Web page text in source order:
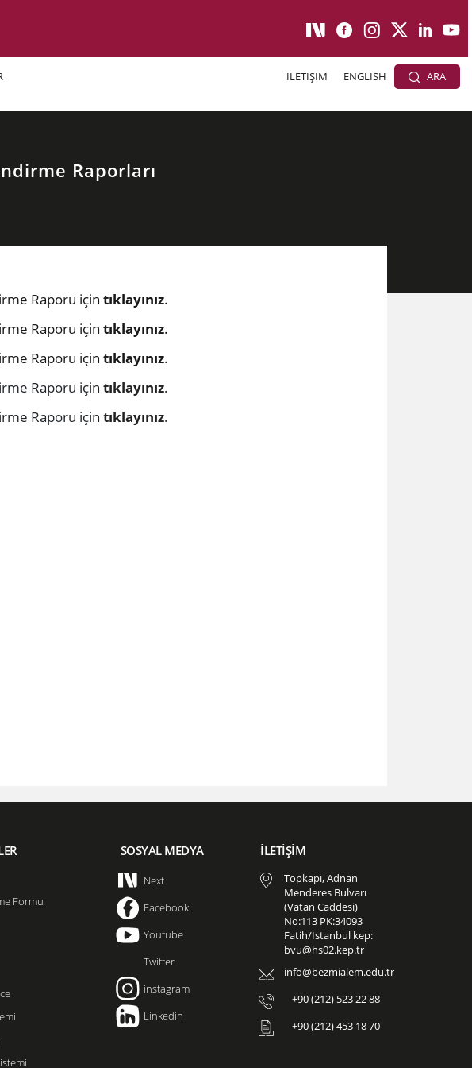
İLETİŞİM ENGLISH ARA
Raporları
Raporu için tıklayınız​.
Raporu için tıklayınız.​
Raporu için tıklayınız​.​​
Raporu için tıklayınız.
Raporu için tıklayınız.
Formu
SOSYAL MEDYA
Next
Facebook
Youtube
Twitter
instagram
Linkedin
İLETİŞİM
Topkapı, Adnan
Menderes Bulvarı
(Vatan Caddesi)
No:113 PK:34093
Fatih/İstanbul kep:
bvu@hs02.kep.tr
info@bezmialem.edu.tr
+90 (212) 523 22 88
+90 (212) 453 18 70